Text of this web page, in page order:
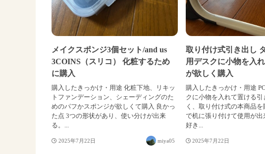
メイクスポンジ3個セット/and us
3COINS（スリコ） 化粧するため
に購入
購入したきっかけ・用途 化粧下地、リキッ
トファンデーション、シェーディングのた
めのパフかスポンジが欲しくて購入 良かっ
た点 3つの形状があり、使い分けが出来
る。...
2025年7月22日 miya05
取り付け式引き出し
用デスクに小物を入
が欲しく購入
購入したきっかけ・用途
クに小物を入れて置ける引
く、取り付け式の本商品
で机に張り付けて使用が出
好き...
2025年7月22日